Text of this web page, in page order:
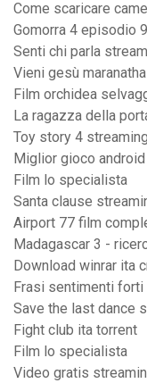
Come scaricare
Gomorra 4 episodio
Senti chi parla
Vieni gesù
Film orchidea
La ragazza della
Toy story 4
Miglior gioco
Film lo specialista
Santa clause
Airport 77 film
Madagascar 3 -
Download winrar ita
Frasi sentimenti forti
Save the last dance
Fight club ita torrent
Film lo specialista
Video gratis